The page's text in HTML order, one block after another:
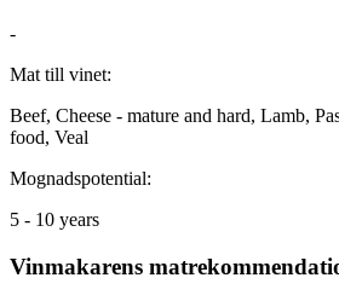
-
Mat till vinet:
Beef, Cheese - mature and hard, Lamb,
food, Veal
Mognadspotential:
5 - 10 years
Vinmakarens